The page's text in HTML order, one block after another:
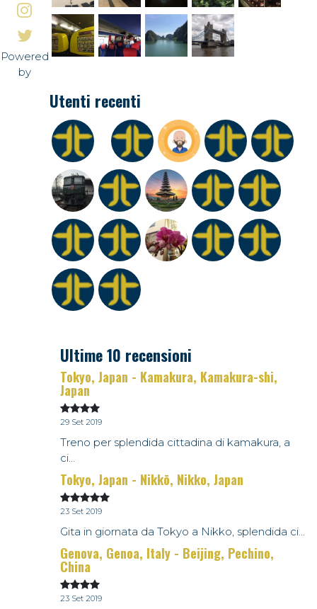
Utenti recenti
Ultime 10 recensioni
Tokyo, Japan - Kamakura, Kamakura-shi,
Japan
29 Set 2019
Treno per splendida cittadina di kamakura, a
ci...
Tokyo, Japan - Nikkō, Nikko, Japan
23 Set 2019
Gita in giornata da Tokyo a Nikko, splendida ci...
Genova, Genoa, Italy - Beijing, Pechino,
China
23 Set 2019
Powered
by